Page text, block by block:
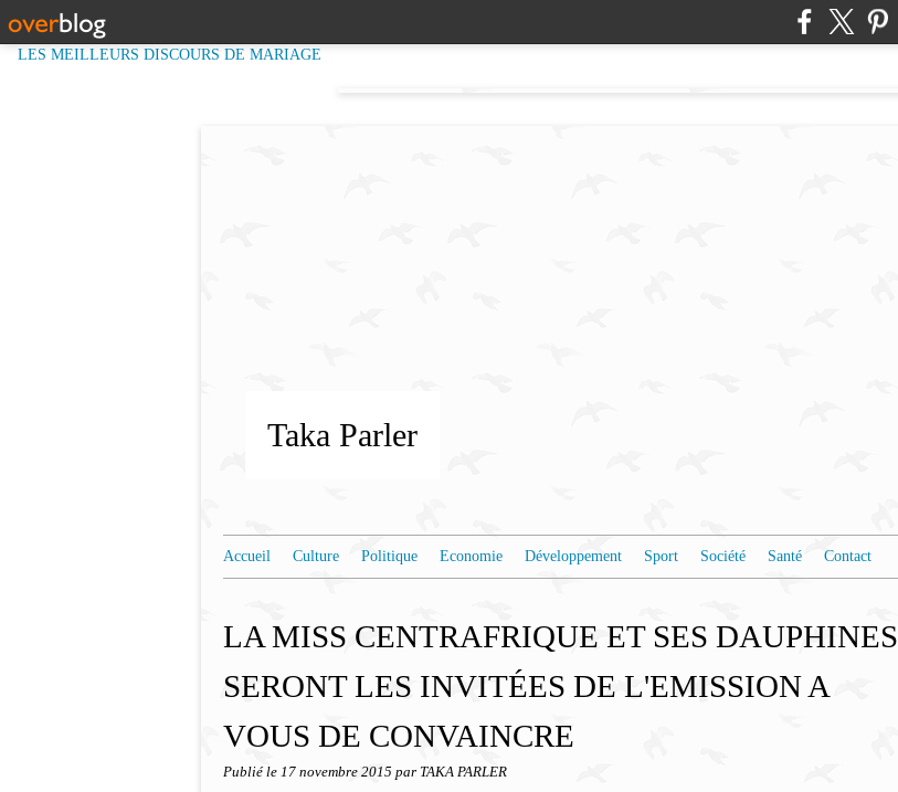
LES MEILLEURS DISCOURS DE MARIAGE
Taka Parler
Accueil Culture Politique Economie Développement Sport Société Santé Contact
LA MISS CENTRAFRIQUE ET SES DAUPHINES
SERONT LES INVITÉES DE L'EMISSION A
VOUS DE CONVAINCRE
Publié le 17 novembre 2015 par TAKA PARLER